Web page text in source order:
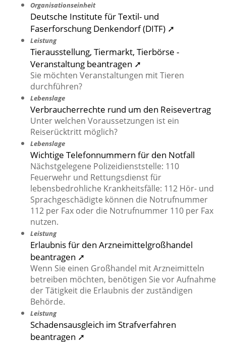
Organisationseinheit
Deutsche Institute für Textil- und
Faserforschung Denkendorf (DITF) ➚
Leistung
Tierausstellung, Tiermarkt, Tierbörse -
Veranstaltung beantragen ➚
Sie möchten Veranstaltungen mit Tieren
durchführen?
Lebenslage
Verbraucherrechte rund um den Reisevertrag
Unter welchen Voraussetzungen ist ein
Reiserücktritt möglich?
Lebenslage
Wichtige Telefonnummern für den Notfall
Nächstgelegene Polizeidienststelle: 110
Feuerwehr und Rettungsdienst für
lebensbedrohliche Krankheitsfälle: 112 Hör- und
Sprachgeschädigte können die Notrufnummer
112 per Fax oder die Notrufnummer 110 per Fax
nutzen.
Leistung
Erlaubnis für den Arzneimittelgroßhandel
beantragen ➚
Wenn Sie einen Großhandel mit Arzneimitteln
betreiben möchten, benötigen Sie vor Aufnahme
der Tätigkeit die Erlaubnis der zuständigen
Behörde.
Leistung
Schadensausgleich im Strafverfahren
beantragen ➚